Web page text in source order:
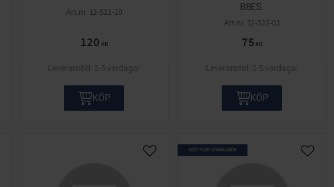
12-521-10
120 KR
2-5 vardagar
KÖP
B8ES.
12-522-02
75 KR
2-5 vardagar
KÖP
till i önskelista Lägg till i önskelista
KÖP FLER SPARA MER
Lägg